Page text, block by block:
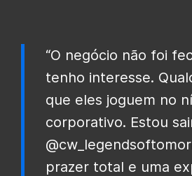
“O negócio não foi
tenho interesse.
que eles joguem no
corporativo. Estou
prazer total e uma